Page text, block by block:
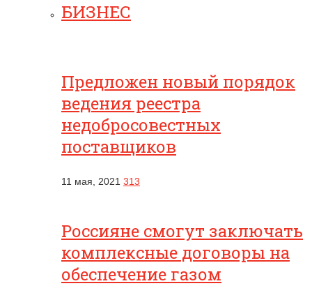
БИЗНЕС
Предложен новый порядок
ведения реестра
недобросовестных
поставщиков
11 мая, 2021 313
Россияне смогут заключать
комплексные договоры на
обеспечение газом